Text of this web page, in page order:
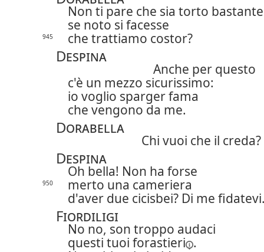
Non ti pare che sia torto bastante
se noto si facesse
945 che trattiamo costor?
Despina
Anche per questo
c'è un mezzo sicurissimo:
io voglio sparger fama
che vengono da me.
Dorabella
Chi vuoi che il creda?
Despina
Oh bella! Non ha forse
950
merto una cameriera
d'aver due cicisbei? Di me
Fiordiligi
No no, son troppo audaci
questi tuoi forastieri .